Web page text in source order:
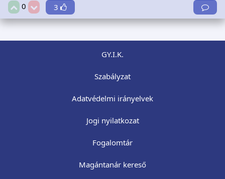
0 3
GY.I.K.
Szabályzat
Adatvédelmi irányelvek
Jogi nyilatkozat
Fogalomtár
Magántanár kereső